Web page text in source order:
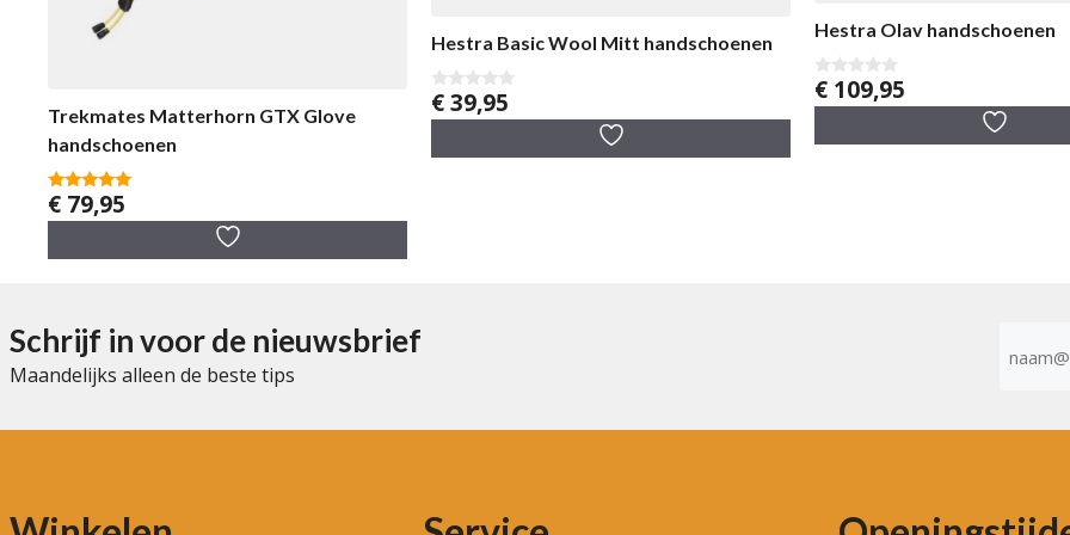
Trekmates Matterhorn GTX Glove
handschoenen
5.00
van 5
€ 79,95
Hestra Basic Wool Mitt handschoenen
0
v
5
€39,95
Hestra Olav handschoenen
0
v
5
€ 109,95
Schrijf in voor de nieuwsbrief
Maandelijks alleen de beste tips